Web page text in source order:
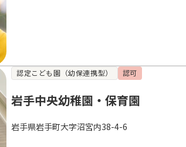
認定こども園（幼保連携型） 認可
岩手中央幼稚園・保育園
岩手県岩手町大字沼宮内38-4-6